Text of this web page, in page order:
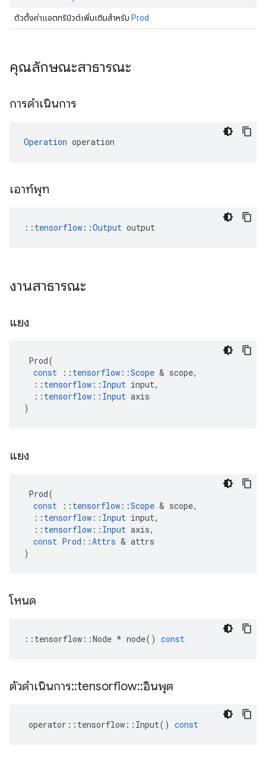
ตัวตั้งค่าแอตทริบิวต์เพิ่มเติมสำหรับ Prod
คุณลักษณะสาธารณะ
การดำเนินการ
Operation operation
เอาท์พุท
:: tensorflow::Output output
งานสาธารณะ
แยง
Prod(
const
:: tensorflow ::Scope & scope,
:: tensorflow :: Input input,
:: tensorflow :: Input axis
)
แยง
Prod(
const
:: tensorflow ::Scope & scope,
:: tensorflow :: Input input,
:: tensorflow :: Input axis,
const Prod ::Attrs & attrs
)
โหนด
:: tensorflow ::Node * node() const
ตัวดำเนินการ::tensorflow::อินพุต
operator :: tensorflow :: Input() const